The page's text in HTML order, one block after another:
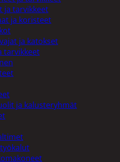
ja tarvikkeet
ja koristeet
ja katokset
tarvikkeet
ja kalusteryhmät